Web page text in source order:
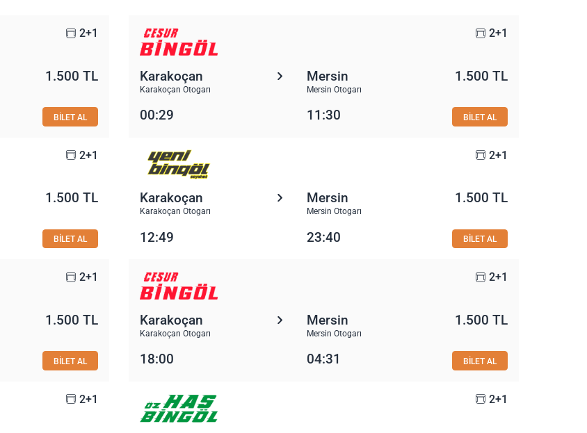
2+1
1.500 TL
BİLET AL
2+1
Karakoçan
Karakoçan Otogarı
Mersin
Mersin Otogarı
1.500 TL
00:29 11:30 BİLET AL
2+1
1.500 TL
BİLET AL
2+1
Karakoçan
Karakoçan Otogarı
Mersin
Mersin Otogarı
1.500 TL
12:49 23:40 BİLET AL
2+1
1.500 TL
BİLET AL
2+1
Karakoçan
Karakoçan Otogarı
Mersin
Mersin Otogarı
1.500 TL
18:00 04:31 BİLET AL
2+1 2+1